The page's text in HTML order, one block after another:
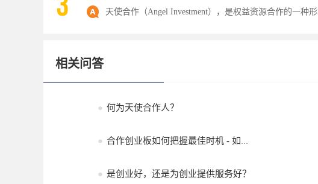
相关问答
● 何为天使合作人？
● 合作创业板如何把握最佳时机 - 如何合作创业板
● 是创业好，还是为创业提供服务好？